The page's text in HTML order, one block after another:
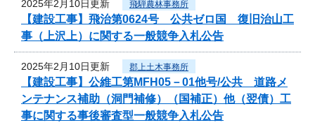
2025年2月10日更新 飛騨農林事務所
【建設工事】飛治第0624号 公共ゼロ国 復旧治山工
事（上沢上）に関する一般競争入札公告
2025年2月10日更新 郡上土木事務所
【建設工事】公維工第MFH05－01他号/公共 道路メ
ンテナンス補助（洞門補修）（国補正）他（翌債）工
事に関する事後審査型一般競争入札公告